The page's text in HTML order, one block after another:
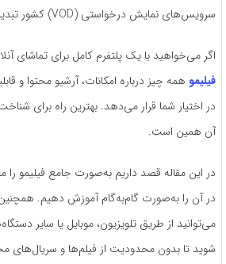
سرویس‌های نمایش درخواستی (VOD) کشور تبدیل شده است.
اگر می‌خواهید با یک پلتفرم کامل برای تماشای
فیلیمو همه چیز درباره امکانات، آرشیو محتوا و
در اختیار شما قرار می‌دهد. بهترین راه برای
آن همین است.
در این مقاله قصد داریم به‌صورت جامع فیلیمو را
در آن را به‌صورت گام‌به‌گام آموزش دهیم.
می‌توانید از طریق تلویزیون، موبایل یا سایر
شوید تا بدون محدودیت از فیلم‌ها و سریال‌های